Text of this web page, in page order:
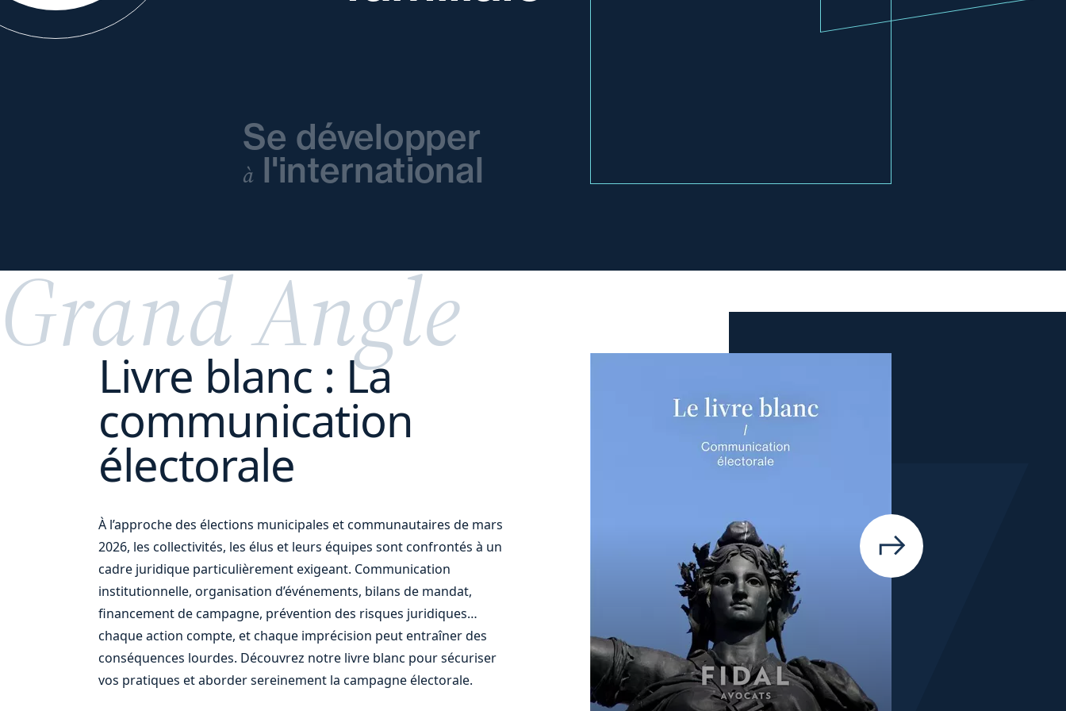
Se développer
à l'international
votre
Grand Angle
Livre blanc : La
communication
électorale
À l’approche des élections municipales et communautaires de mars
2026, les collectivités, les élus et leurs équipes sont confrontés à un
cadre juridique particulièrement exigeant. Communication
institutionnelle, organisation d’événements, bilans de mandat,
financement de campagne, prévention des risques juridiques…
chaque action compte, et chaque imprécision peut entraîner des
conséquences lourdes. Découvrez notre livre blanc pour sécuriser
vos pratiques et aborder sereinement la campagne électorale.